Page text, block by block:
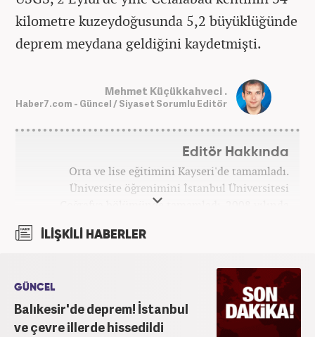
kilometre kuzeydoğusunda 5,2 büyüklüğünde
deprem meydana geldiğini kaydetmişti.
Mehmet Küçükkahveci .
Haber7.com - Güncel / Siyaset Sorumlu Editör
Editör Hakkında
Orta ve lise eğitimini Kayseri'de tamamladı.
Üniversite öğrenimini İstanbul Üniversitesi
Coğrafya bölümünde tamamladı. 2008 yılında
attı. 15 yıllık profesyonel editörlük kariyerinde tüm
Haber7.com'da 'Güncel/Siyaset Sorumlu Editörü'
olarak devam etmektedir.
İLİŞKİLİ HABERLER
GÜNCEL
Balıkesir'de deprem! İstanbul
ve çevre illerde hissedildi